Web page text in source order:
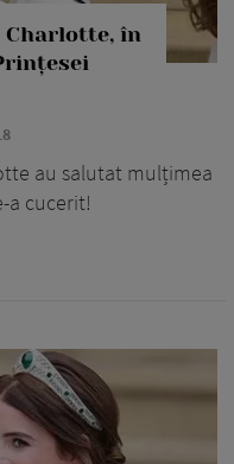
Charlotte, în
au salutat mulțimea
a cucerit!